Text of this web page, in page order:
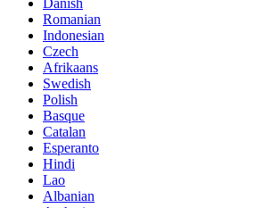
Romanian
Indonesian
Czech
Afrikaans
Swedish
Polish
Basque
Catalan
Esperanto
Hindi
Lao
Albanian